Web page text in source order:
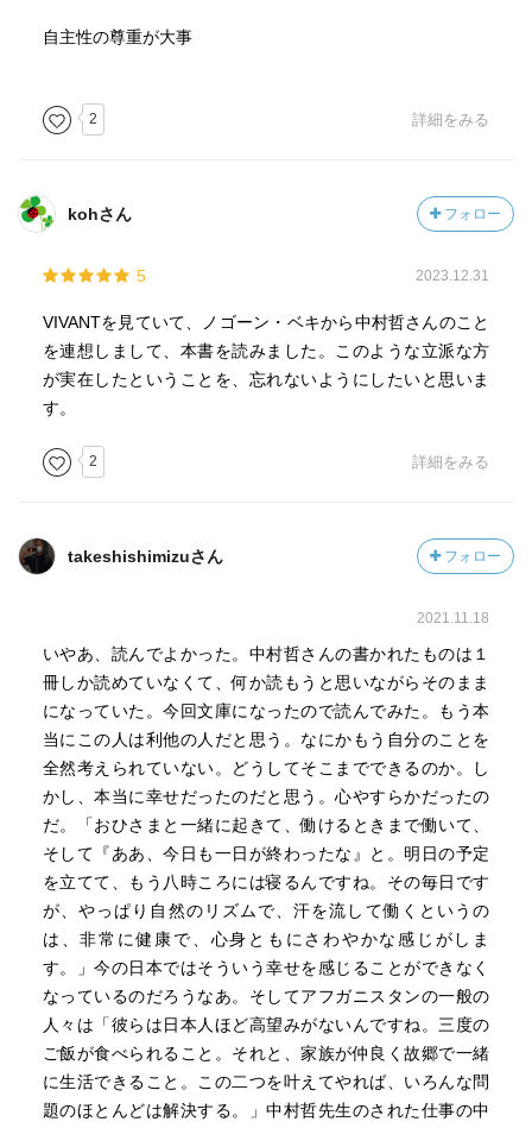
自主性の尊重が大事
2 詳細をみる
kohさん フォロー
5 2023.12.31
VIVANTを見ていて、ノゴーン・ベキから中村哲さんのこと
を連想しまして、本書を読みました。このような立派な方
が実在したということを、忘れないようにしたいと思いま
す。
2 詳細をみる
takeshishimizuさん フォロー
2021.11.18
いやあ、読んでよかった。中村哲さんの書かれたものは１
冊しか読めていなくて、何か読もうと思いながらそのまま
になっていた。今回文庫になったので読んでみた。もう本
当にこの人は利他の人だと思う。なにかもう自分のことを
全然考えられていない。どうしてそこまでできるのか。し
かし、本当に幸せだったのだと思う。心やすらかだったの
だ。「おひさまと一緒に起きて、働けるときまで働いて、
そして『ああ、今日も一日が終わったな』と。明日の予定
を立てて、もう八時ころには寝るんですね。その毎日です
が、やっぱり自然のリズムで、汗を流して働くというの
は、非常に健康で、心身ともにさわやかな感じがしま
す。」今の日本ではそういう幸せを感じることができなく
なっているのだろうなあ。そしてアフガニスタンの一般の
人々は「彼らは日本人ほど高望みがないんですね。三度の
ご飯が食べられること。それと、家族が仲良く故郷で一緒
に生活できること。この二つを叶えてやれば、いろんな問
題のほとんどは解決する。」中村哲先生のされた仕事の中